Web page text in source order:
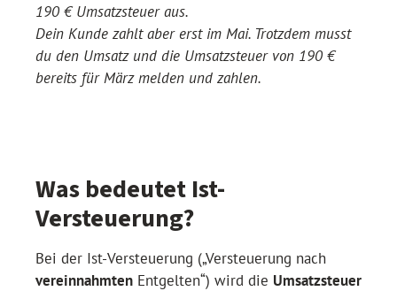
190 € Umsatzsteuer aus.
Dein Kunde zahlt aber erst im Mai. Trotzdem musst
du den Umsatz und die Umsatzsteuer von 190 €
bereits für März melden und zahlen.
Was bedeutet Ist-
Versteuerung?
Bei der Ist-Versteuerung („Versteuerung nach
vereinnahmten Entgelten“) wird die Umsatzsteuer